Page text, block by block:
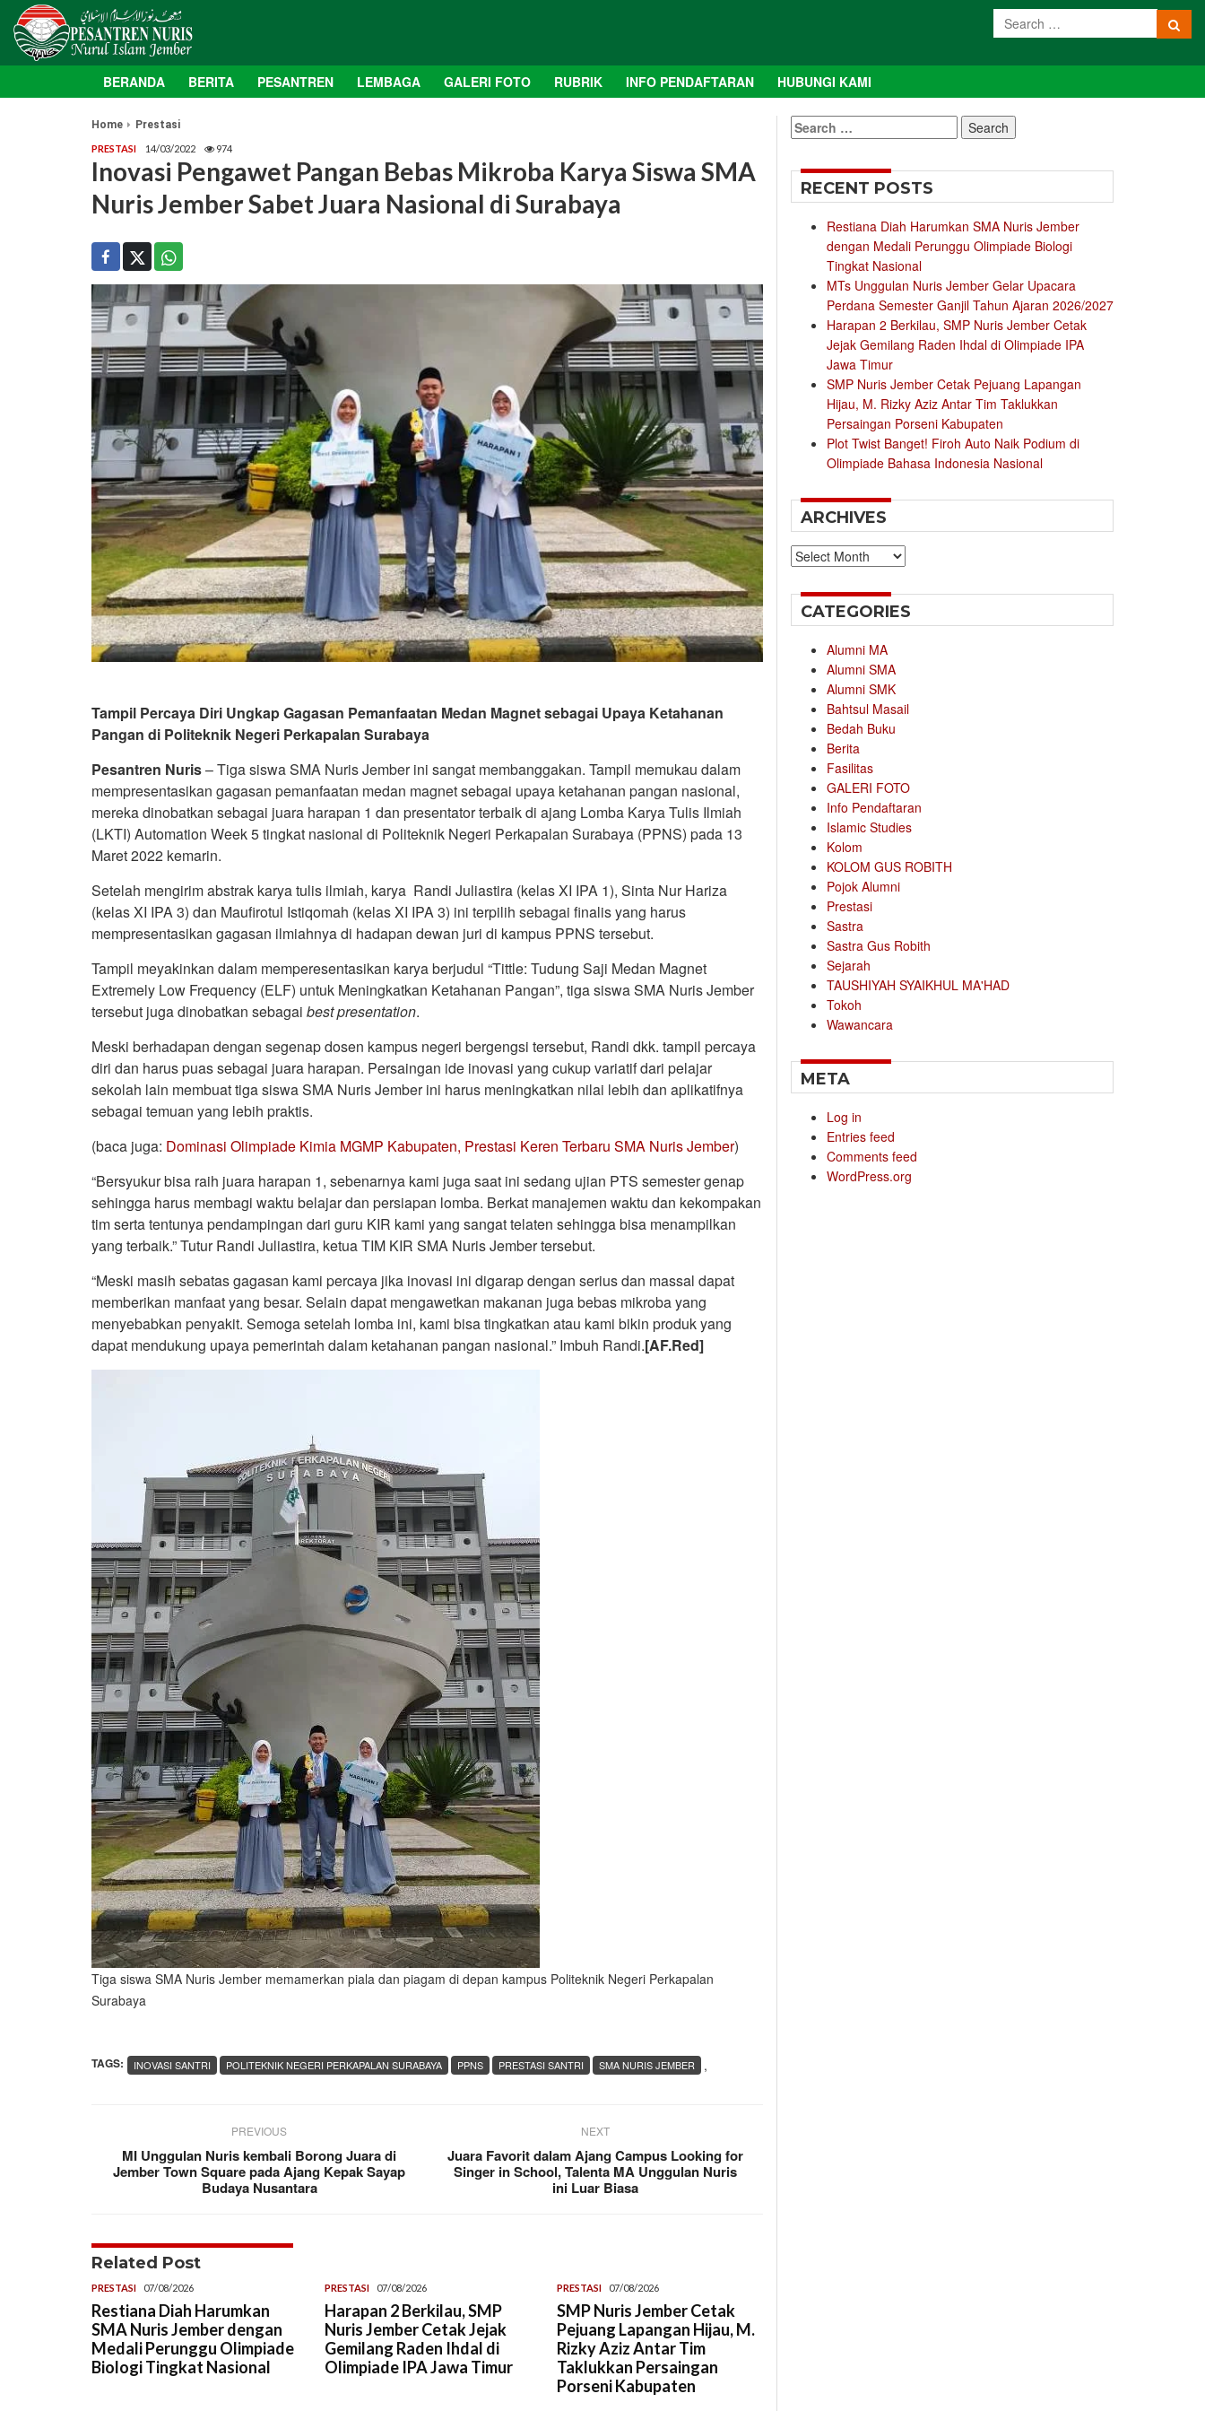
BERANDA BERITA PESANTREN LEMBAGA GALERI FOTO RUBRIK INFO PENDAFTARAN HUBUNGI KAMI
Home Prestasi
PRESTASI 14/03/2022 974
Inovasi Pengawet Pangan Bebas Mikroba Karya Siswa SMA
Nuris Jember Sabet Juara Nasional di Surabaya
Tampil Percaya Diri Ungkap Gagasan Pemanfaatan Medan Magnet sebagai Upaya Ketahanan
Pangan di Politeknik Negeri Perkapalan Surabaya
Pesantren Nuris– Tiga siswa SMA Nuris Jember ini sangat membanggakan. Tampil memukau dalam
mempresentasikan gagasan pemanfaatan medan magnet sebagai upaya ketahanan pangan nasional,
mereka dinobatkan sebagai juara harapan 1 dan presentator terbaik di ajang Lomba Karya Tulis Ilmiah
(LKTI) Automation Week 5 tingkat nasional di Politeknik Negeri Perkapalan Surabaya (PPNS) pada 13
Maret 2022 kemarin.
Setelah mengirim abstrak karya tulis ilmiah, karya Randi Juliastira (kelas XI IPA 1), Sinta Nur Hariza
(kelas XI IPA 3) dan Maufirotul Istiqomah (kelas XI IPA 3) ini terpilih sebagai finalis yang harus
mempresentasikan gagasan ilmiahnya di hadapan dewan juri di kampus PPNS tersebut.
Tampil meyakinkan dalam memperesentasikan karya berjudul “Tittle: Tudung Saji Medan Magnet
Extremely Low Frequency (ELF) untuk Meningkatkan Ketahanan Pangan”, tiga siswa SMA Nuris Jember
tersebut juga dinobatkan sebagai best presentation.
Meski berhadapan dengan segenap dosen kampus negeri bergengsi tersebut, Randi dkk. tampil percaya
diri dan harus puas sebagai juara harapan. Persaingan ide inovasi yang cukup variatif dari pelajar
sekolah lain membuat tiga siswa SMA Nuris Jember ini harus meningkatkan nilai lebih dan aplikatifnya
sebagai temuan yang lebih praktis.
(baca juga: Dominasi Olimpiade Kimia MGMP Kabupaten, Prestasi Keren Terbaru SMA Nuris Jember)
“Bersyukur bisa raih juara harapan 1, sebenarnya kami juga saat ini sedang ujian PTS semester genap
sehingga harus membagi waktu belajar dan persiapan lomba. Berkat manajemen waktu dan kekompakan
tim serta tentunya pendampingan dari guru KIR kami yang sangat telaten sehingga bisa menampilkan
yang terbaik.” Tutur Randi Juliastira, ketua TIM KIR SMA Nuris Jember tersebut.
“Meski masih sebatas gagasan kami percaya jika inovasi ini digarap dengan serius dan massal dapat
memberikan manfaat yang besar. Selain dapat mengawetkan makanan juga bebas mikroba yang
menyebabkan penyakit. Semoga setelah lomba ini, kami bisa tingkatkan atau kami bikin produk yang
dapat mendukung upaya pemerintah dalam ketahanan pangan nasional.” Imbuh Randi.[AF.Red]
Tiga siswa SMA Nuris Jember memamerkan piala dan piagam di depan kampus Politeknik Negeri Perkapalan
Surabaya
TAGS: ,
INOVASI SANTRI POLITEKNIK NEGERI PERKAPALAN SURABAYA PPNS PRESTASI SANTRI SMA NURIS JEMBER
PREVIOUS
MI Unggulan Nuris kembali Borong Juara di
Jember Town Square pada Ajang Kepak Sayap
Budaya Nusantara
NEXT
Juara Favorit dalam Ajang Campus Looking for
Singer in School, Talenta MA Unggulan Nuris
ini Luar Biasa
Related Post
PRESTASI 07/08/2026
Restiana Diah Harumkan
SMA Nuris Jember dengan
Medali Perunggu Olimpiade
Biologi Tingkat Nasional
PRESTASI 07/08/2026
Harapan 2 Berkilau, SMP
Nuris Jember Cetak Jejak
Gemilang Raden Ihdal di
Olimpiade IPA Jawa Timur
PRESTASI 07/08/2026
SMP Nuris Jember Cetak
Pejuang Lapangan Hijau, M.
Rizky Aziz Antar Tim
Taklukkan Persaingan
Porseni Kabupaten
Search
for:
RECENT POSTS
Restiana Diah Harumkan SMA Nuris Jember
dengan Medali Perunggu Olimpiade Biologi
Tingkat Nasional
MTs Unggulan Nuris Jember Gelar Upacara
Perdana Semester Ganjil Tahun Ajaran 2026/2027
Harapan 2 Berkilau, SMP Nuris Jember Cetak
Jejak Gemilang Raden Ihdal di Olimpiade IPA
Jawa Timur
SMP Nuris Jember Cetak Pejuang Lapangan
Hijau, M. Rizky Aziz Antar Tim Taklukkan
Persaingan Porseni Kabupaten
Plot Twist Banget! Firoh Auto Naik Podium di
Olimpiade Bahasa Indonesia Nasional
ARCHIVES
Archives
CATEGORIES
Alumni MA
Alumni SMA
Alumni SMK
Bahtsul Masail
Bedah Buku
Berita
Fasilitas
GALERI FOTO
Info Pendaftaran
Islamic Studies
Kolom
KOLOM GUS ROBITH
Pojok Alumni
Prestasi
Sastra
Sastra Gus Robith
Sejarah
TAUSHIYAH SYAIKHUL MA'HAD
Tokoh
Wawancara
META
Log in
Entries feed
Comments feed
WordPress.org